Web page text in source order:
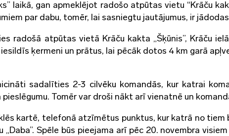
laikā, gan apmeklējot radošo atpūtas vietu “Krāču
par dabu, tomēr, lai sasniegtu jautājumus, ir
radošā atpūtas vietā Krāču kakta „Šķūnis”, Krāču
ķermeni un prātus, lai pēcāk dotos 4 km garā
sadalīties 2-3 cilvēku komandās, kur katrai
Tomēr var droši nākt arī vienatnē un
kartē, telefonā atzīmētus punktus, kur katrā no tiem
Spēle būs pieejama arī pēc 20. novembra